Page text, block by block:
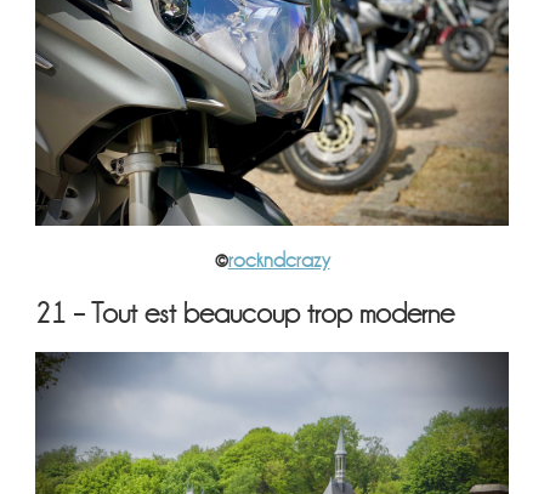
©rockndcrazy
21 – Tout est beaucoup trop moderne